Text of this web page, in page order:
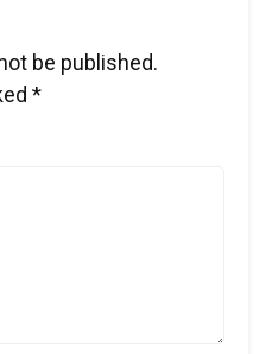
be published.
*